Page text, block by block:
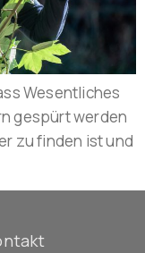
Wesentliches
gespürt werden
zu finden ist und